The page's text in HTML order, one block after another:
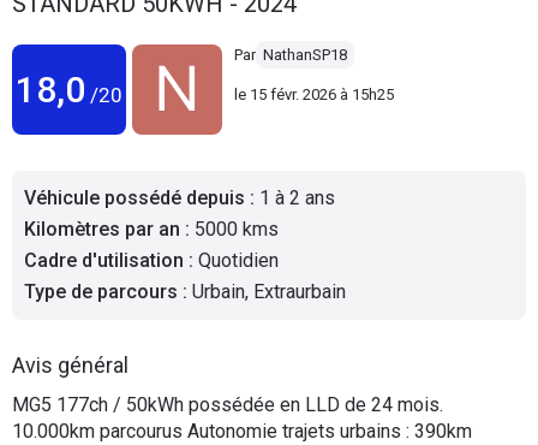
Utilitaires
Flottes
Auto
Services
Moto
18,0 /20
Par NathanSP18
le 15 févr. 2026 à 15h25
Véhicule possédé depuis : 1 à 2 ans
Kilomètres par an : 5000 kms
Cadre d'utilisation : Quotidien
Type de parcours : Urbain, Extraurbain
Avis général
MG5 177ch / 50kWh possédée en LLD de 24 mois.
10.000km parcourus Autonomie trajets urbains : 390km